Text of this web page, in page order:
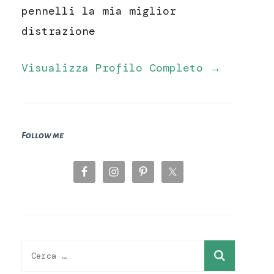
pennelli la mia miglior
distrazione
Visualizza Profilo Completo →
Follow me
Ricerca